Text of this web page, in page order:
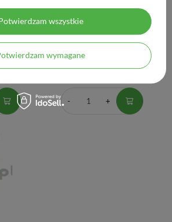
prysznic
300 ml
Ziaja Yego, żel pod prysznic
i szampon do włosów kod
zapachu: czerwony cedr,
400 ml
11,90 zł
wymagane
wszystkie